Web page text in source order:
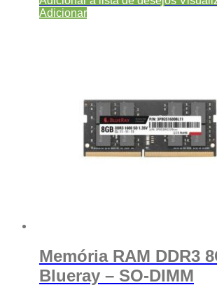
Adicionar
Memória RAM DDR3
Blueray – SO-DIMM